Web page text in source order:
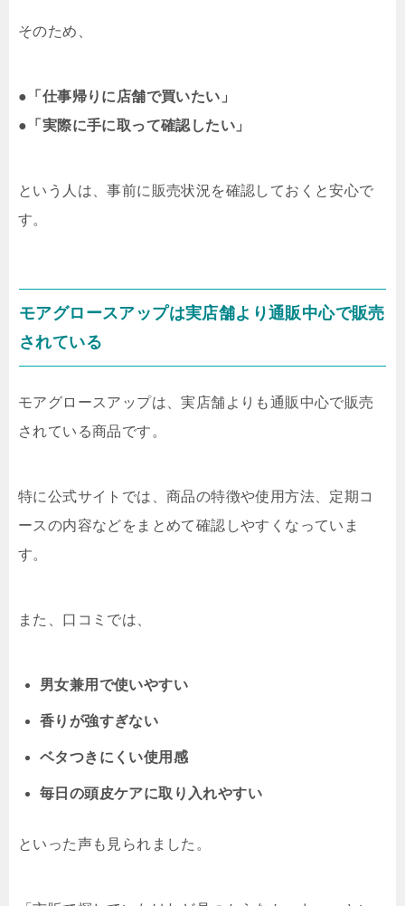
そのため、
● 「仕事帰りに店舗で買いたい」
● 「実際に手に取って確認したい」
という人は、事前に販売状況を確認しておくと安心で
す。
モアグロースアップは実店舗より通販中心で販売
されている
モアグロースアップは、実店舗よりも通販中心で販売
されている商品です。
特に公式サイトでは、商品の特徴や使用方法、定期コ
ースの内容などをまとめて確認しやすくなっていま
す。
また、口コミでは、
男女兼用で使いやすい
香りが強すぎない
ベタつきにくい使用感
毎日の頭皮ケアに取り入れやすい
といった声も見られました。